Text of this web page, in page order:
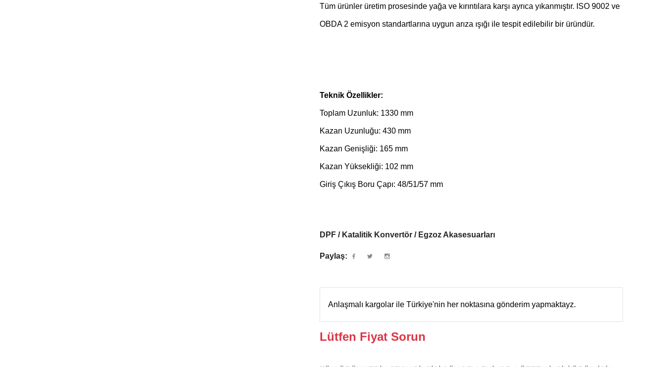
Tüm ürünler üretim prosesinde yağa ve kırıntılara karşı ayrıca yıkanmıştır. ISO 9002 ve
OBDA 2 emisyon standartlarına uygun arıza ışığı ile tespit edilebilir bir üründür.
Teknik Özellikler:
Toplam Uzunluk: 1330 mm
Kazan Uzunluğu: 430 mm
Kazan Genişliği: 165 mm
Kazan Yüksekliği: 102 mm
Giriş Çıkış Boru Çapı: 48/51/57 mm
DPF / Katalitik Konvertör / Egzoz Akasesuarları
Paylaş:
Anlaşmalı kargolar ile Türkiye'nin her noktasına gönderim yapmaktayz.
Lütfen Fiyat Sorun